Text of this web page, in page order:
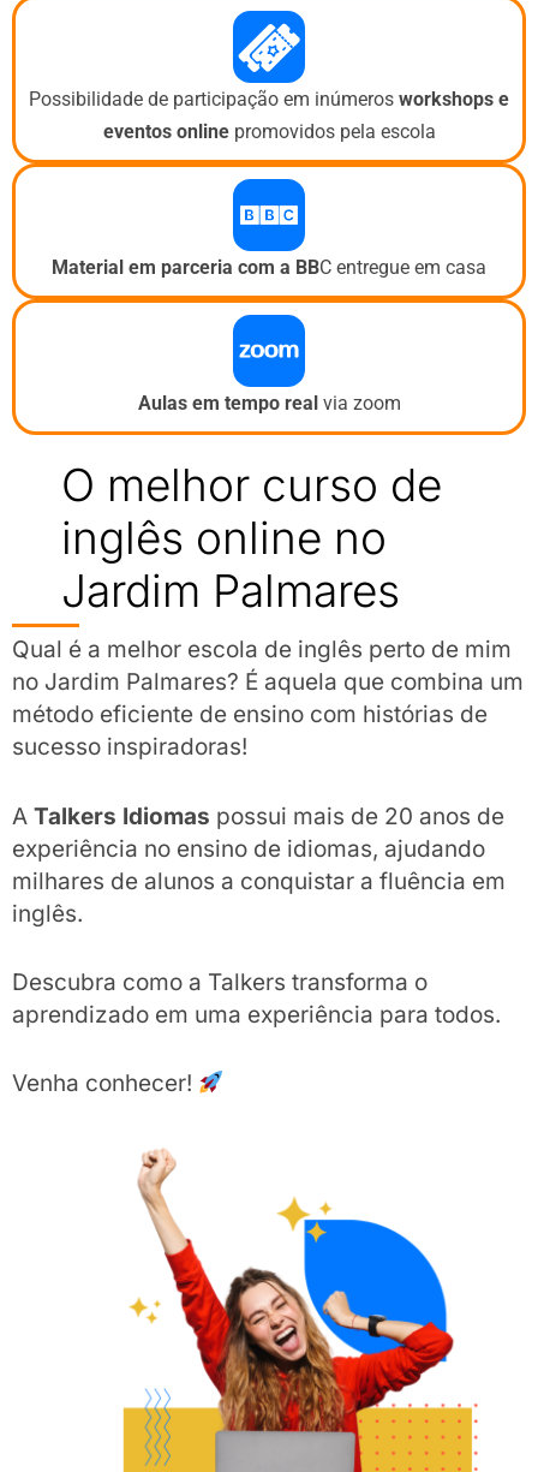
Possibilidade de participação em inúmeros workshops e
eventos online promovidos pela escola
Material em parceria com a BBC entregue em casa
Aulas em tempo real via zoom
O melhor curso de
inglês online no
Jardim Palmares
Qual é a melhor escola de inglês perto de mim
no Jardim Palmares? É aquela que combina um
método eficiente de ensino com histórias de
sucesso inspiradoras!
A Talkers Idiomas possui mais de 20 anos de
experiência no ensino de idiomas, ajudando
milhares de alunos a conquistar a fluência em
inglês.
Descubra como a Talkers transforma o
aprendizado em uma experiência para todos.
Venha conhecer!